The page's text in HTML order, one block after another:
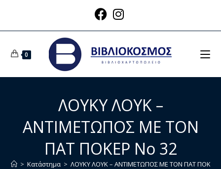
0
ΛΟΥΚΥ ΛΟΥΚ –
ΑΝΤΙΜΕΤΩΠΟΣ ΜΕ ΤΟΝ
ΠΑΤ ΠΟΚΕΡ Νο 32
> Κατάστημα > ΛΟΥΚΥ ΛΟΥΚ – ΑΝΤΙΜΕΤΩΠΟΣ ΜΕ ΤΟΝ ΠΑΤ ΠΟΚΕΡ